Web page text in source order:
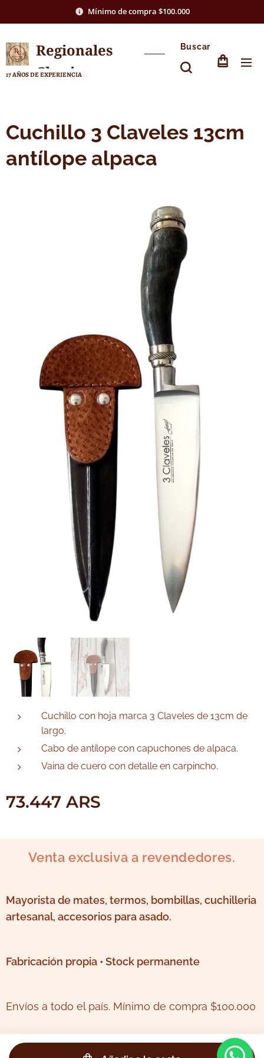
Mínimo de compra $100.000
Regionales
Chasico
17 AÑOS DE EXPERIENCIA
Buscar
Cuchillo 3 Claveles 13cm
antílope alpaca
Cuchillo con hoja marca 3 Claveles de 13cm de
largo.
Cabo de antílope con capuchones de alpaca.
Vaina de cuero con detalle en carpincho.
73.447 ARS
Venta exclusiva a revendedores.
Mayorista de mates, termos, bombillas, cuchilleria
artesanal, accesorios para asado.
Fabricación propia • Stock permanente
Envíos a todo el país. Mínimo de compra $100.000